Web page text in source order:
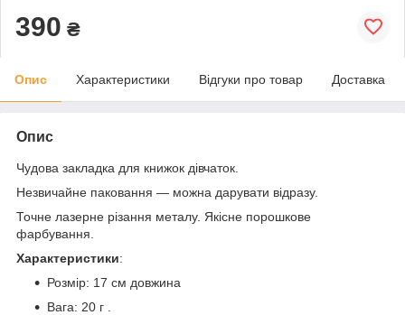
390 ₴
Опис Характеристики Відгуки про товар Доставка
Опис
Чудова закладка для книжок дівчаток.
Незвичайне паковання — можна дарувати відразу.
Точне лазерне різання металу. Якісне порошкове
фарбування.
Характеристики:
Розмір: 17 см довжина
Вага: 20 г .